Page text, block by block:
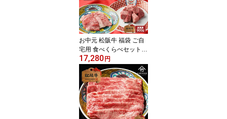
お中元 松阪牛 福袋 ご自
宅用 食べくらべセット
総重量 900g
17,280円